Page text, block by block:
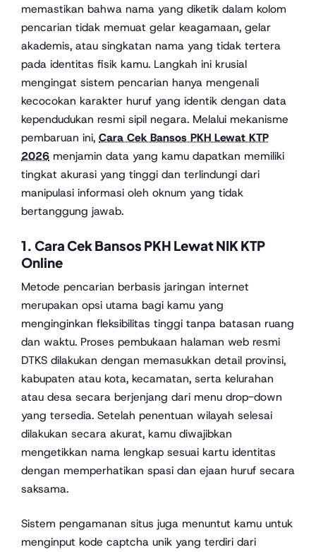
memastikan bahwa nama yang diketik dalam kolom
pencarian tidak memuat gelar keagamaan, gelar
akademis, atau singkatan nama yang tidak tertera
pada identitas fisik kamu. Langkah ini krusial
mengingat sistem pencarian hanya mengenali
kecocokan karakter huruf yang identik dengan data
kependudukan resmi sipil negara. Melalui mekanisme
pembaruan ini, Cara Cek Bansos PKH Lewat KTP
2026 menjamin data yang kamu dapatkan memiliki
tingkat akurasi yang tinggi dan terlindungi dari
manipulasi informasi oleh oknum yang tidak
bertanggung jawab.
1. Cara Cek Bansos PKH Lewat NIK KTP
Online
Metode pencarian berbasis jaringan internet
merupakan opsi utama bagi kamu yang
menginginkan fleksibilitas tinggi tanpa batasan ruang
dan waktu. Proses pembukaan halaman web resmi
DTKS dilakukan dengan memasukkan detail provinsi,
kabupaten atau kota, kecamatan, serta kelurahan
atau desa secara berjenjang dari menu drop-down
yang tersedia. Setelah penentuan wilayah selesai
dilakukan secara akurat, kamu diwajibkan
mengetikkan nama lengkap sesuai kartu identitas
dengan memperhatikan spasi dan ejaan huruf secara
saksama.
Sistem pengamanan situs juga menuntut kamu untuk
menginput kode captcha unik yang terdiri dari